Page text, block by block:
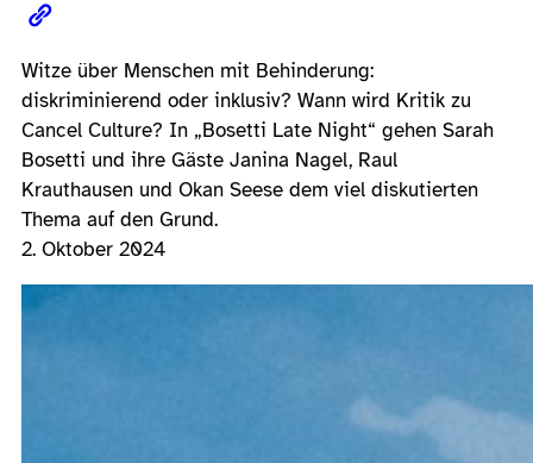
Witze über Menschen mit Behinderung:
diskriminierend oder inklusiv? Wann wird Kritik zu
Cancel Culture? In „Bosetti Late Night“ gehen Sarah
Bosetti und ihre Gäste Janina Nagel, Raul
Krauthausen und Okan Seese dem viel diskutierten
Thema auf den Grund.
2. Oktober 2024